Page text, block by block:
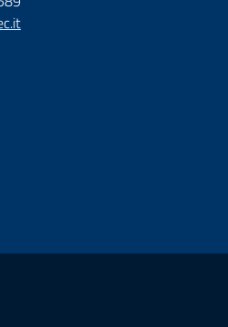
tab)
- new tab)